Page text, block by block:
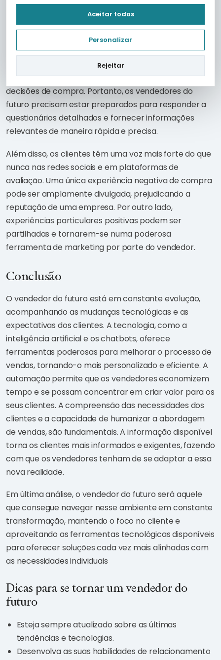
Clientes Informados e Exigentes
A disponibilidade de informações torna os clientes
mais informados e, consequentemente, mais
exigentes. Eles pesquisam produtos, comparam
preços e conferem avaliações antes de tomar
decisões de compra. Portanto, os vendedores do
futuro precisam estar preparados para responder a
questionários detalhados e fornecer informações
relevantes de maneira rápida e precisa.
Além disso, os clientes têm uma voz mais forte do que
nunca nas redes sociais e em plataformas de
avaliação. Uma única experiência negativa de compra
pode ser amplamente divulgada, prejudicando a
reputação de uma empresa. Por outro lado,
experiências particulares positivas podem ser
partilhadas e tornarem-se numa poderosa
ferramenta de marketing por parte do vendedor.
Conclusão
O vendedor do futuro está em constante evolução,
acompanhando as mudanças tecnológicas e as
expectativas dos clientes. A tecnologia, como a
inteligência artificial e os chatbots, oferece
ferramentas poderosas para melhorar o processo de
vendas, tornando-o mais personalizado e eficiente. A
automação permite que os vendedores economizem
tempo e se possam concentrar em criar valor para os
seus clientes. A compreensão das necessidades dos
clientes e a capacidade de humanizar a abordagem
de vendas, são fundamentais. A informação disponível
torna os clientes mais informados e exigentes, fazendo
com que os vendedores tenham de se adaptar a essa
nova realidade.
Em última análise, o vendedor do futuro será aquele
que consegue navegar nesse ambiente em constante
transformação, mantendo o foco no cliente e
aproveitando as ferramentas tecnológicas disponíveis
para oferecer soluções cada vez mais alinhadas com
as necessidades individuais
Dicas para se tornar um vendedor do
futuro
Esteja sempre atualizado sobre as últimas
tendências e tecnologias.
Desenvolva as suas habilidades de relacionamento
Aceitar todos
Personalizar
Rejeitar